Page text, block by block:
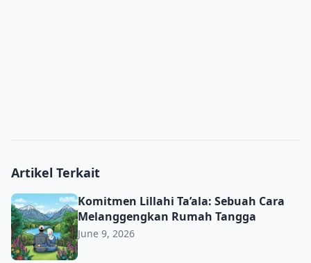
Artikel Terkait
Komitmen Lillahi Ta’ala: Sebuah Cara Melanggengkan
Komitmen Lillahi Ta’ala: Sebuah Cara
Melanggengkan Rumah Tangga
June 9, 2026